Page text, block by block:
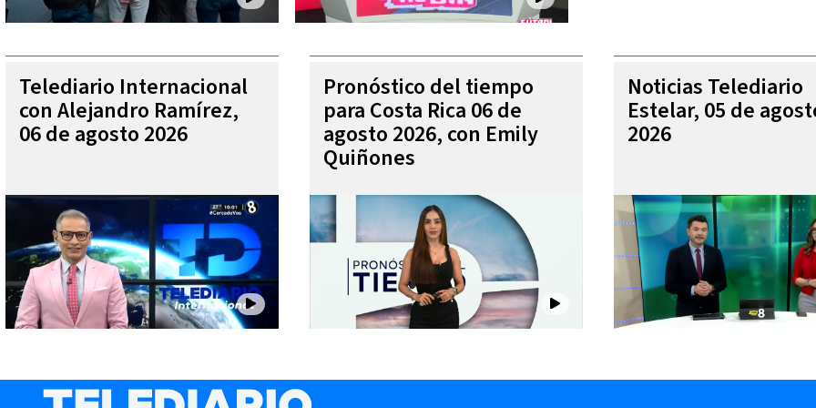
Telediario Internacional
con Alejandro Ramírez,
06 de agosto 2026
Pronóstico del tiempo
para Costa Rica 06 de
agosto 2026, con Emily
Quiñones
Noticias Telediario
Estelar, 05 de
2026